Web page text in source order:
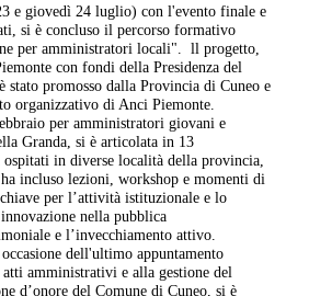
e giovedì 24 luglio) con l'evento finale e
si è concluso il percorso formativo
per amministratori locali". ll progetto,
con fondi della Presidenza del
promosso dalla Provincia di Cuneo e
organizzativo di Anci Piemonte.
per amministratori giovani e
Granda, si è articolata in 13
in diverse località della provincia,
incluso lezioni, workshop e momenti di
per l’attività istituzionale e lo
nella pubblica
e l’invecchiamento attivo.
dell'ultimo appuntamento
amministrativi e alla gestione del
d’onore del Comune di Cuneo, si è